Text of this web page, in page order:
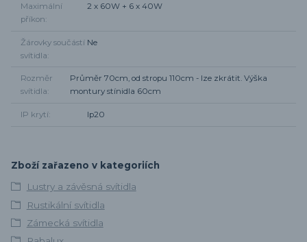
Maximální
příkon
2 x 60W + 6 x 40W
Žárovky součástí
svítidla
Ne
Rozměr
svítidla
Průměr 70cm, od stropu 110cm - lze zkrátit. Výška
montury stínidla 60cm
IP krytí Ip20
Zboží zařazeno v kategoriích
Lustry a závěsná svítidla
Rustikální svítidla
Zámecká svítidla